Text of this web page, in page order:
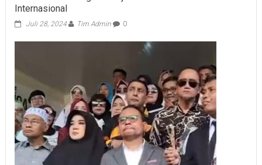
Internasional
Juli 28, 2024 Tim Admin 0